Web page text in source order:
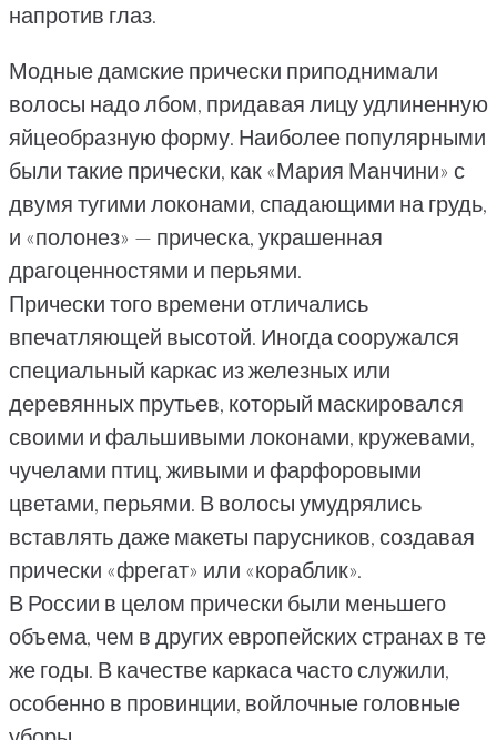
напротив глаз.
Модные дамские прически приподнимали
волосы надо лбом, придавая лицу удлиненную
яйцеобразную форму. Наиболее популярными
были такие прически, как «Мария Манчини» с
двумя тугими локонами, спадающими на грудь,
и «полонез» — прическа, украшенная
драгоценностями и перьями.
Прически того времени отличались
впечатляющей высотой. Иногда сооружался
специальный каркас из железных или
деревянных прутьев, который маскировался
своими и фальшивыми локонами, кружевами,
чучелами птиц, живыми и фарфоровыми
цветами, перьями. В волосы умудрялись
вставлять даже макеты парусников, создавая
прически «фрегат» или «кораблик».
В России в целом прически были меньшего
объема, чем в других европейских странах в те
же годы. В качестве каркаса часто служили,
особенно в провинции, войлочные головные